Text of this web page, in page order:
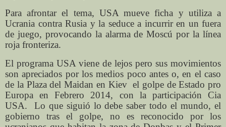
Para afrontar el tema, USA mueve ficha y utiliza a
Ucrania contra Rusia y la seduce a incurrir en un fuera
de juego, provocando la alarma de Moscú por la línea
roja fronteriza.
El programa USA viene de lejos pero sus movimientos
son apreciados por los medios poco antes o, en el caso
de la Plaza del Maidan en Kiev el golpe de Estado pro
Europa en Febrero 2014, con la participación Cia
USA.
Lo que siguió lo debe saber todo el mundo, el
gobierno tras el golpe, no es reconocido por los